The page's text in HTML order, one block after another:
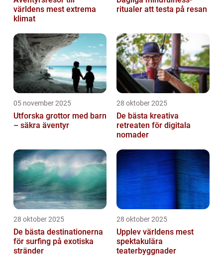
världens mest extrema
klimat
ritualer att testa på resan
05 november 2025
Utforska grottor med barn
– säkra äventyr
28 oktober 2025
De bästa kreativa
retreaten för digitala
nomader
28 oktober 2025
De bästa destinationerna
för surfing på exotiska
stränder
28 oktober 2025
Upplev världens mest
spektakulära
teaterbyggnader